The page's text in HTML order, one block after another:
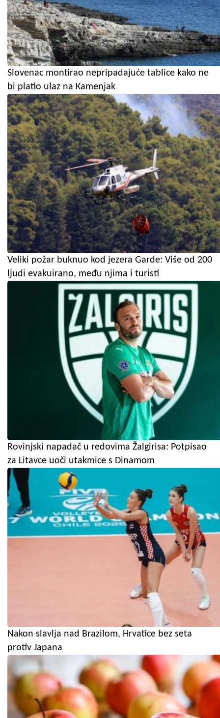
Slovenac montirao nepripadajuće tablice kako ne
bi platio ulaz na Kamenjak
Veliki požar buknuo kod jezera Garde: Više od 200
ljudi evakuirano, među njima i turisti
Rovinjski napadač u redovima Žalgirisa: Potpisao
za Litavce uoči utakmice s Dinamom
Nakon slavlja nad Brazilom, Hrvatice bez seta
protiv Japana